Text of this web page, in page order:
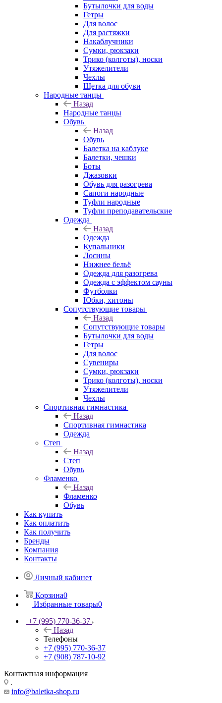
Бутылочки для воды
Гетры
Для волос
Для растяжки
Накаблучники
Сумки, рюкзаки
Трико (колготы), носки
Утяжелители
Чехлы
Щетка для обуви
Народные танцы
Назад
Народные танцы
Обувь
Назад
Обувь
Балетка на каблуке
Балетки, чешки
Боты
Джазовки
Обувь для разогрева
Сапоги народные
Туфли народные
Туфли преподавательские
Одежда
Назад
Одежда
Купальники
Лосины
Нижнее бельё
Одежда для разогрева
Одежда с эффектом сауны
Футболки
Юбки, хитоны
Сопутствующие товары
Назад
Сопутствующие товары
Бутылочки для воды
Гетры
Для волос
Сувениры
Сумки, рюкзаки
Трико (колготы), носки
Утяжелители
Чехлы
Спортивная гимнастика
Назад
Спортивная гимнастика
Одежда
Степ
Назад
Степ
Обувь
Фламенко
Назад
Фламенко
Обувь
Как купить
Как оплатить
Как получить
Бренды
Компания
Контакты
Личный кабинет
Корзина0
Избранные товары0
+7 (995) 770-36-37
Назад
Телефоны
+7 (995) 770-36-37
+7 (908) 787-10-92
Контактная информация
.
info@baletka-shop.ru